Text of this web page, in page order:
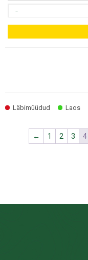
28x90
Läbimüüdud Laos
← 1 2 3 4